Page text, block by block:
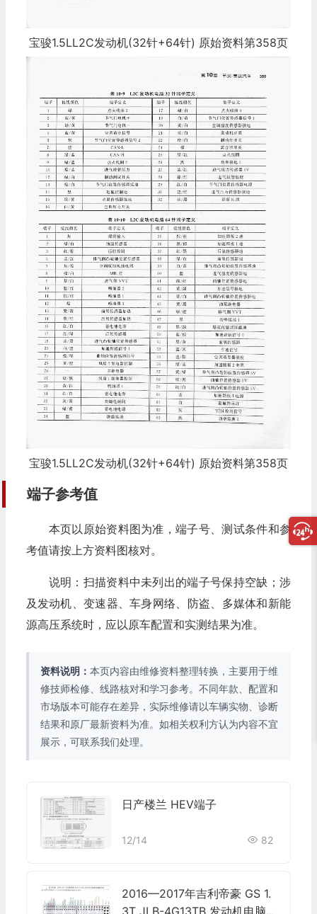
宝骏1.5LL2C发动机(32针+64针) 原始资料第358页
宝骏1.5LL2C发动机(32针+64针) 原始资料第358页
端子参考值
本页以原始资料图为准，端子号、测试条件和参
考值请按上方资料图核对。
说明：扫描资料中未列出的端子号保持空缺；涉
及发动机、变速器、车身网络、防盗、多媒体和新能
源高压系统时，应以原车配置和实测结果为准。
资料说明： 本页内容由维修资料整理转换，主要用于维
修技师检修、线路核对和学习参考。不同年款、配置和
市场版本可能存在差异，实际维修请以车辆实物、诊断
结果和原厂最新资料为准。如相关权利方认为内容不宜
展示，可联系我们处理。
日产楼兰 HEV端子
12/14 82
2016—2017年吉利帝豪 GS 1.
3T JLB-4G13TB 发动机电脑